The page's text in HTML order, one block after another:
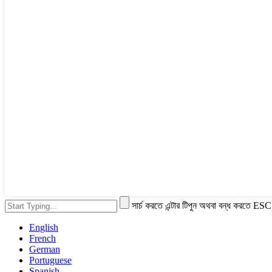
সার্চ করতে এন্টার টিপুন অথবা বন্ধ করতে
English
French
German
Portuguese